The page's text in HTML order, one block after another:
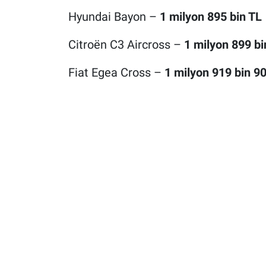
Hyundai Bayon – 1 milyon 895 bin TL
Citroën C3 Aircross – 1 milyon 899
Fiat Egea Cross – 1 milyon 919 bin